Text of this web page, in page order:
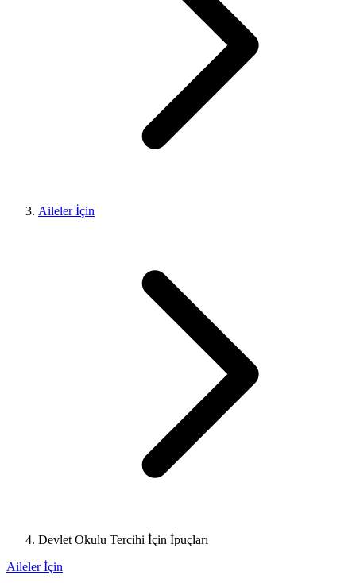
Aileler İçin
Devlet Okulu Tercihi İçin İpuçları
Aileler İçin